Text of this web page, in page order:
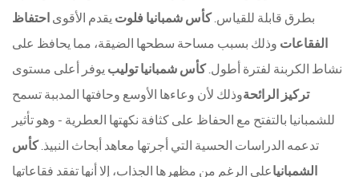
بطرق قابلة للقياس. كأس شمبانيا فلوت يقدم الأقوى احتفاظ
الفقاعات وذلك بسبب مساحة سطحها الضيقة، مما يحافظ على
نشاط الكربنة لفترة أطول. كأس شمبانيا توليب يوفر أعلى مستوى
تركيز الرائحةوذلك لأن وعاءها الأوسع وحافتها المدببة تسمح
للشمبانيا بالتفتح مع الحفاظ على كثافة نكهتها العطرية - وهو تأثير
تدعمه الدراسات الحسية التي أجرتها معاهد أبحاث النبيذ. كأس
الشمبانياعلى الرغم من مظهرها الجذاب، إلا أنها تفقد فقاعاتها